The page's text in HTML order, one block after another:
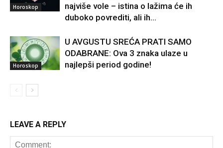
Horoskop
najviše vole – istina o lažima će ih
duboko povrediti, ali ih...
Horoskop
U AVGUSTU SREĆA PRATI SAMO
ODABRANE: Ova 3 znaka ulaze u
najlepši period godine!
LEAVE A REPLY